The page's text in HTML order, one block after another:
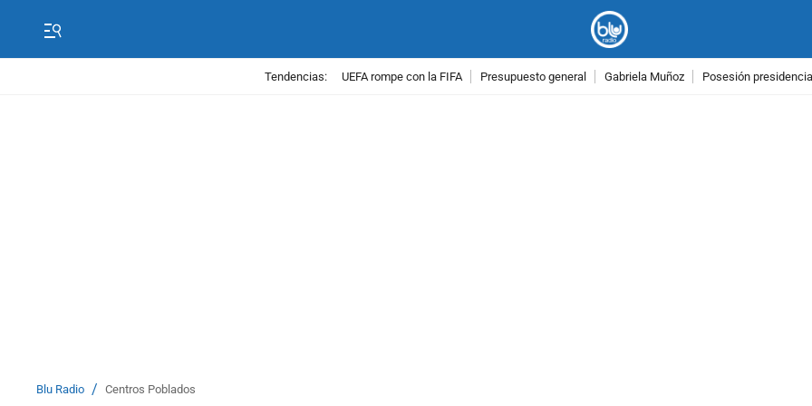
Tendencias: UEFA rompe con la FIFA Presupuesto general Gabriela Muñoz Posesión
Blu Radio / Centros Poblados